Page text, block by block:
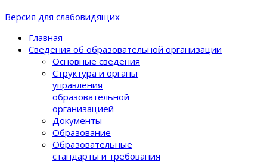
Версия для слабовидящих
Главная
Сведения об образовательной организации
Основные сведения
Структура и органы
управления
образовательной
организацией
Документы
Образование
Образовательные
стандарты и требования